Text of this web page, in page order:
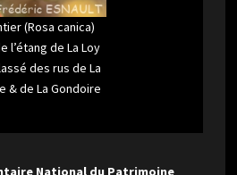
(Rosa canica)
l’étang de La Loy
des rus de La
& de La Gondoire